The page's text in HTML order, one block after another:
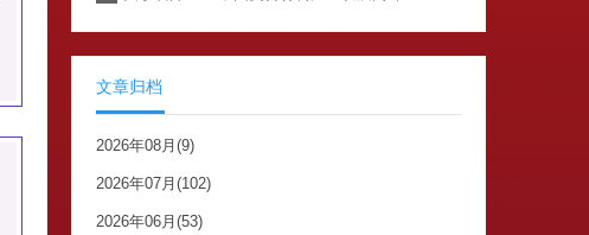
文章归档
2026年08月(9)
2026年07月(102)
2026年06月(53)